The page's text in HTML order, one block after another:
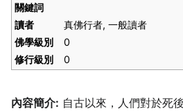
關鍵詞
讀者
真佛行者, 一般讀者
佛學級別
0
修行級別
0
內容簡介: 自古以來，人們對於死